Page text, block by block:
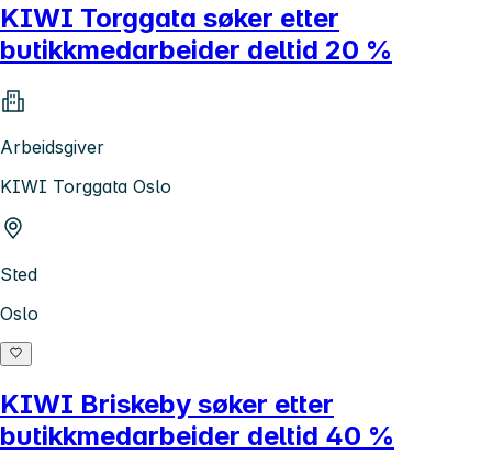
KIWI Torggata søker etter
butikkmedarbeider deltid 20 %
Arbeidsgiver
KIWI Torggata Oslo
Sted
Oslo
KIWI Briskeby søker etter
butikkmedarbeider deltid 40 %